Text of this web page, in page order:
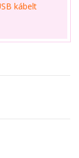
kábelt